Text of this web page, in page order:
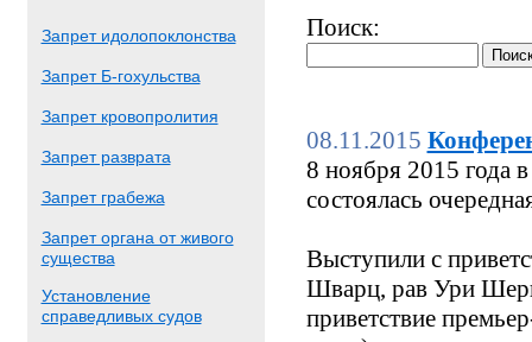
Запрет идолопоклонства
Запрет Б-гохульства
Запрет кровопролития
Запрет разврата
Запрет грабежа
Запрет органа от живого
существа
Установление
справедливых судов
Поиск:
08.11.2015
8 ноября 2015 года
состоялась
Выступили с
Шварц, рав Ури
приветствие